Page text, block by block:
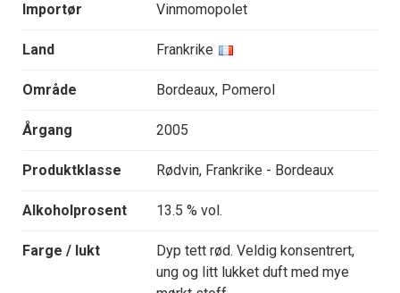
Importør Vinmomopolet
Land Frankrike
Område Bordeaux, Pomerol
Årgang 2005
Produktklasse Rødvin, Frankrike - Bordeaux
Alkoholprosent 13.5 % vol.
Farge / lukt
Dyp tett rød. Veldig konsentrert,
ung og litt lukket duft med mye